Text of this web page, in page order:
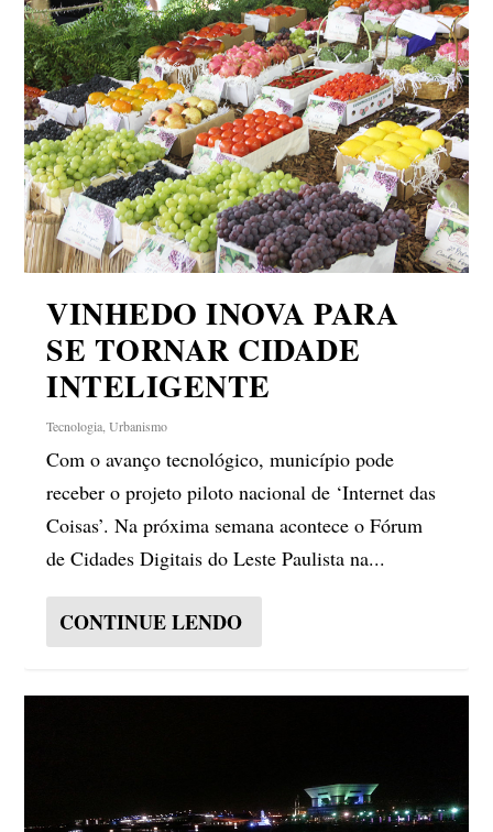
VINHEDO INOVA PARA
SE TORNAR CIDADE
INTELIGENTE
Tecnologia ,Urbanismo
Com o avanço tecnológico, município pode
receber o projeto piloto nacional de ‘Internet das
Coisas’. Na próxima semana acontece o Fórum
de Cidades Digitais do Leste Paulista na...
CONTINUE LENDO